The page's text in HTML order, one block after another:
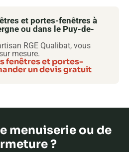
et portes-fenêtres à
ou dans le Puy-de-
RGE Qualibat, vous
mesure.
fenêtres et portes-
un devis gratuit
menuiserie ou de
?